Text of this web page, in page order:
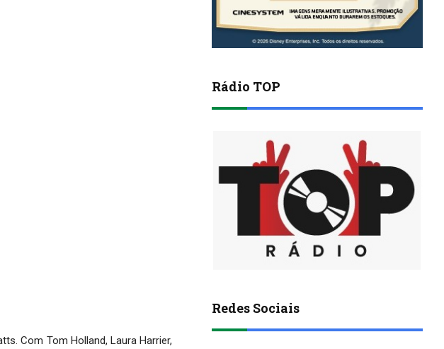
Com Tom Holland, Laura Harrier,
Rádio TOP
Redes Sociais